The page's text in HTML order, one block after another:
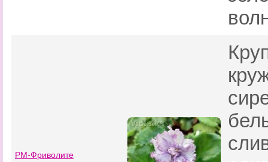
РМ-Фриволите